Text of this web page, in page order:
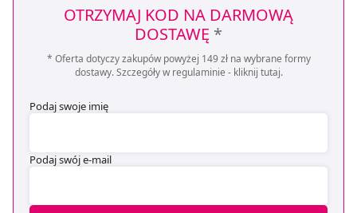
OTRZYMAJ KOD NA DARMOWĄ
DOSTAWĘ *
* Oferta dotyczy zakupów powyżej 149 zł na wybrane formy
dostawy. Szczegóły w regulaminie - kliknij tutaj.
Podaj swoje imię
Podaj swój e-mail